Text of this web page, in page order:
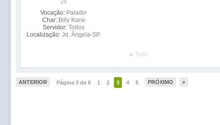
Vocação: Paladin
Char: Billy Kane
Servidor: Todos
Localização: Jd. Ângela-SP.
Topo
ANTERIOR Página 3 de 6 1 2 3 4 5 PRÓXIMO »